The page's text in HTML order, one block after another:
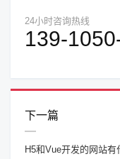
24小时咨询热线
139-
下一篇
H5和Vue开发的网站有